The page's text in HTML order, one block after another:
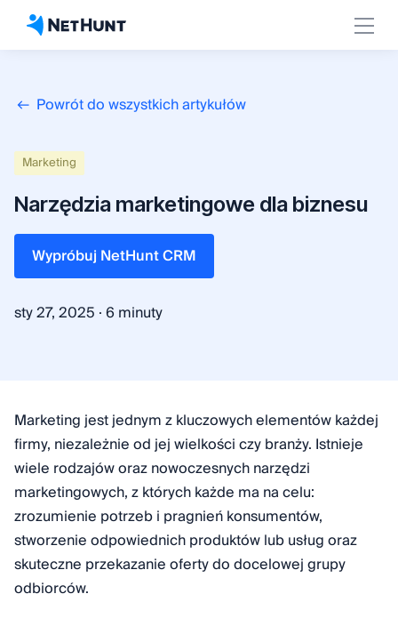
Powrót do wszystkich artykułów
Marketing
Narzędzia marketingowe dla biznesu
Wypróbuj NetHunt CRM
sty 27, 2025 ·6 minuty
Marketing jest jednym z kluczowych elementów każdej
firmy, niezależnie od jej wielkości czy branży. Istnieje
wiele rodzajów oraz nowoczesnych narzędzi
marketingowych, z których każde ma na celu:
zrozumienie potrzeb i pragnień konsumentów,
stworzenie odpowiednich produktów lub usług oraz
skuteczne przekazanie oferty do docelowej grupy
odbiorców.